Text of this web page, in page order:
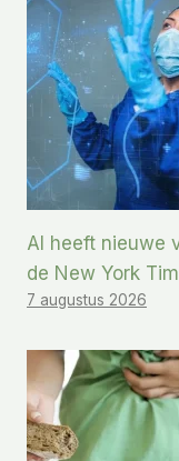
AI heeft nieuwe
de New York
7 augustus 2026